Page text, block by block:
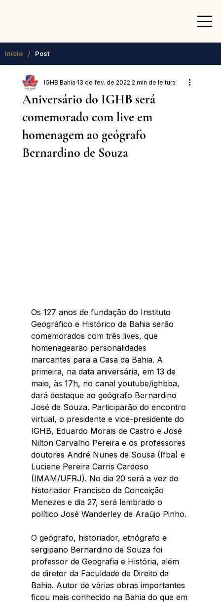
Início / Post
Aniversário do IGHB será
comemorado com live em
homenagem ao geógrafo
Bernardino de Souza
IGHB Bahia 13 de fev. de 2022 2 min de leitura
Os 127 anos de fundação do Instituto
Geográfico e Histórico da Bahia serão
comemorados com três lives, que
homenagearão personalidades
marcantes para a Casa da Bahia. A
primeira, na data aniversária, em 13 de
maio, às 17h, no canal youtube/ighbba,
dará destaque ao geógrafo Bernardino
José de Souza. Participarão do encontro
virtual, o presidente e vice-presidente do
IGHB, Eduardo Morais de Castro e José
Nilton Carvalho Pereira e os professores
doutores André Nunes de Sousa (Ifba) e
Luciene Pereira Carris Cardoso
(IMAM/UFRJ). No dia 20 será a vez do
historiador Francisco da Conceição
Menezes e dia 27, será lembrado o
político José Wanderley de Araújo Pinho.
O geógrafo, historiador, etnógrafo e
sergipano Bernardino de Souza foi
professor de Geografia e História, além
de diretor da Faculdade de Direito da
Bahia. Autor de várias obras importantes
ficou mais conhecido na Bahia do que em